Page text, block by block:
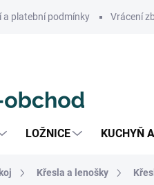
a platební podmínky Vrácení
LOŽNICE KUCHYŇ
Křesla a lenošky